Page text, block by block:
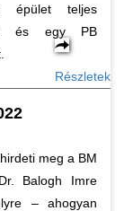
épület teljes
és egy PB
Részletek
meg a BM
Balogh Imre
– ahogyan